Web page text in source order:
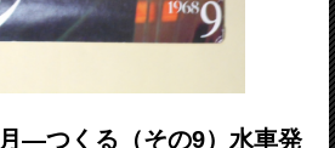
―つくる（その9）水車発